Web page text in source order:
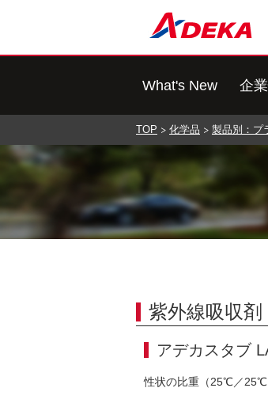
What's New 企
TOP 化学品 製品別：プ
紫外線吸収剤
アデカスタブ
性状の比重（25℃／25℃